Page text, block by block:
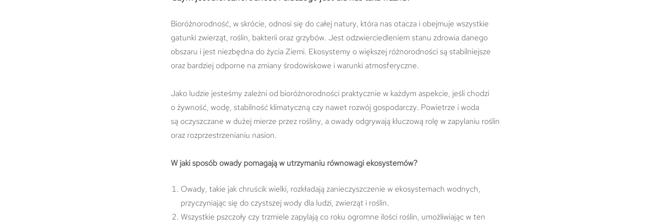
Bioróżnorodność, w skrócie, odnosi się do całej natury, która nas otacza i obejmuje wszystkie
gatunki zwierząt, roślin, bakterii oraz grzybów. Jest odzwierciedleniem stanu zdrowia danego
obszaru i jest niezbędna do życia Ziemi. Ekosystemy o większej różnorodności są stabilniejsze
oraz bardziej odporne na zmiany środowiskowe i warunki atmosferyczne.
Jako ludzie jesteśmy zależni od bioróżnorodności praktycznie w każdym aspekcie, jeśli chodzi
o żywność, wodę, stabilność klimatyczną czy nawet rozwój gospodarczy. Powietrze i woda
są oczyszczane w dużej mierze przez rośliny, a owady odgrywają kluczową rolę w zapylaniu roślin
oraz rozprzestrzenianiu nasion.
W jaki sposób owady pomagają w utrzymaniu równowagi ekosystemów?
Owady, takie jak chruścik wielki, rozkładają zanieczyszczenie w ekosystemach wodnych,
przyczyniając się do czystszej wody dla ludzi, zwierząt i roślin.
Wszystkie pszczoły czy trzmiele zapylają co roku ogromne ilości roślin, umożliwiając w ten